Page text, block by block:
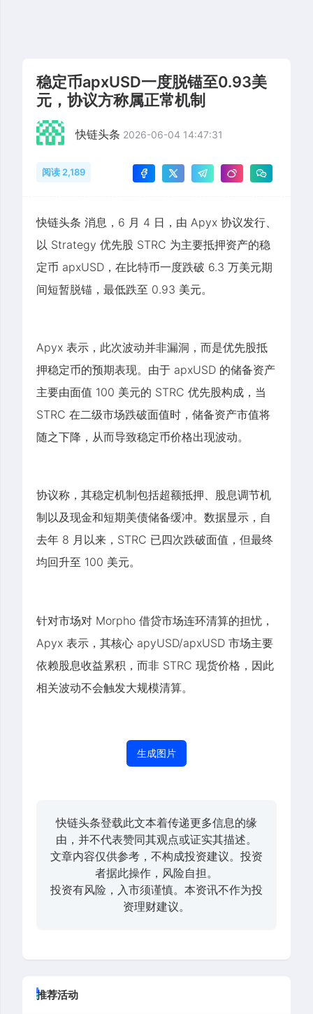
稳定币apxUSD一度脱锚至0.93美
元，协议方称属正常机制
快链头条 2026-06-04 14:47:31
阅读 2,189
快链头条 消息，6 月 4 日，由 Apyx 协议发行、
以 Strategy 优先股 STRC 为主要抵押资产的稳
定币 apxUSD，在比特币一度跌破 6.3 万美元期
间短暂脱锚，最低跌至 0.93 美元。
Apyx 表示，此次波动并非漏洞，而是优先股抵
押稳定币的预期表现。由于 apxUSD 的储备资产
主要由面值 100 美元的 STRC 优先股构成，当
STRC 在二级市场跌破面值时，储备资产市值将
随之下降，从而导致稳定币价格出现波动。
协议称，其稳定机制包括超额抵押、股息调节机
制以及现金和短期美债储备缓冲。数据显示，自
去年 8 月以来，STRC 已四次跌破面值，但最终
均回升至 100 美元。
针对市场对 Morpho 借贷市场连环清算的担忧，
Apyx 表示，其核心 apyUSD/apxUSD 市场主要
依赖股息收益累积，而非 STRC 现货价格，因此
相关波动不会触发大规模清算。
生成图片
快链头条登载此文本着传递更多信息的缘
由，并不代表赞同其观点或证实其描述。
文章内容仅供参考，不构成投资建议。投资
者据此操作，风险自担。
投资有风险，入市须谨慎。本资讯不作为投
资理财建议。
推荐活动